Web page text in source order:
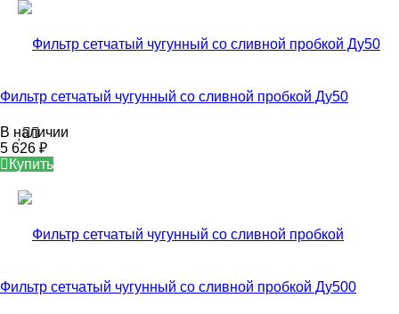
Фильтр сетчатый чугунный со сливной пробкой Ду50
В наличии
5 626 ₽
Купить
Фильтр сетчатый чугунный со сливной пробкой Ду500